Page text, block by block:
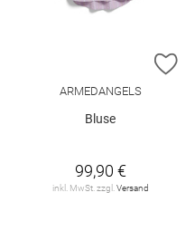
ARMEDANGELS
Bluse
99,90 €
inkl. MwSt. zzgl. Versand